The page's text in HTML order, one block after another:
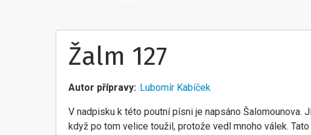
Žalm 127
Autor přípravy Lubomír Kabíček
V nadpisku k této poutní písni je napsáno Šalomounova.
když po tom velice toužil, protože vedl mnoho válek.